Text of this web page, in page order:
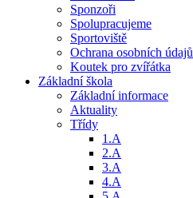
Sponzoři
Spolupracujeme
Sportoviště
Ochrana osobních údajů
Koutek pro zvířátka
Základní škola
Základní informace
Aktuality
Třídy
1.A
2.A
3.A
4.A